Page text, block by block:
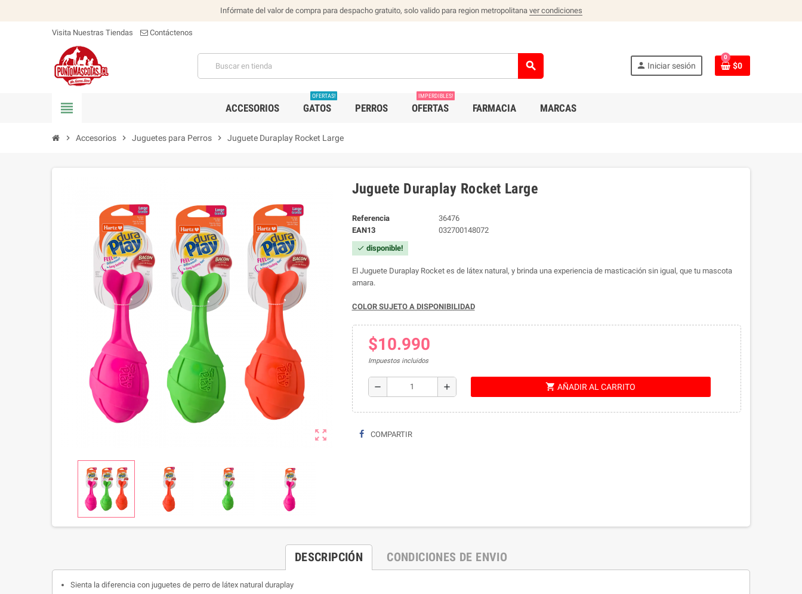
Infórmate del valor de compra para despacho gratuito, solo valido para region metropolitana ver condiciones
Visita Nuestras Tiendas Contáctenos
search person Iniciar sesión
0
$0
view_headline ACCESORIOS GATOS
OFERTAS!
PERROS OFERTAS
IMPERDIBLES!
FARMACIA MARCAS
chevron_right Accesorios chevron_right Juguetes para Perros chevron_right Juguete Duraplay Rocket Large
zoom_out_map
Juguete Duraplay Rocket Large
Referencia
36476
EAN13
032700148072
check disponible!
El Juguete Duraplay Rocket es de látex natural, y brinda una experiencia de masticación sin igual, que tu mascota
amara.
COLOR SUJETO A DISPONIBILIDAD
$10.990
Impuestos incluidos
remove add shopping_cart AÑADIR AL CARRITO
COMPARTIR
DESCRIPCIÓN CONDICIONES DE ENVIO
Sienta la diferencia con juguetes de perro de látex natural duraplay